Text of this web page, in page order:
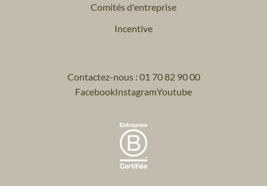
Comités d'entreprise
Incentive
Contactez-nous : 01 70 82 90 00
FacebookInstagramYoutube